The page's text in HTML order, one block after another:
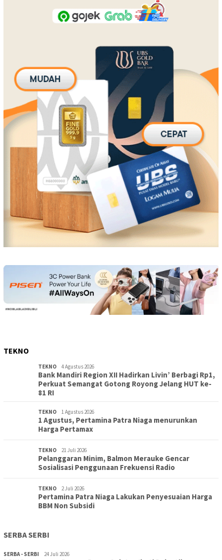
TEKNO
TEKNO 4 Agustus 2026
Bank Mandiri Region XII Hadirkan Livin’ Berbagi Rp1,
Perkuat Semangat Gotong Royong Jelang HUT ke-
81 RI
TEKNO 1 Agustus 2026
1 Agustus, Pertamina Patra Niaga menurunkan
Harga Pertamax
TEKNO 21 Juli 2026
Pelanggaran Minim, Balmon Merauke Gencar
Sosialisasi Penggunaan Frekuensi Radio
TEKNO 2 Juli 2026
Pertamina Patra Niaga Lakukan Penyesuaian Harga
BBM Non Subsidi
SERBA SERBI
SERBA - SERBI 24 Juli 2026